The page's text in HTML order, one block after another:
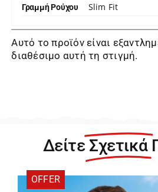
Γραμμή Ρούχου Slim Fit
Αυτό το προϊόν είναι
διαθέσιμο αυτή τη στιγμή.
Δείτε Σχετικά
OFFER